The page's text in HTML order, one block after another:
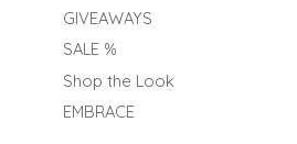
GIVEAWAYS
SALE %
Shop the Look
EMBRACE